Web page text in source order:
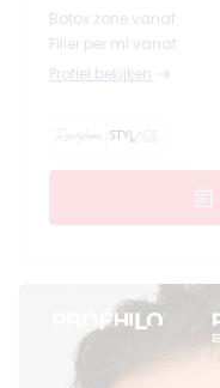
Botox zone vanaf
Filler per ml vanaf
Profiel bekijken